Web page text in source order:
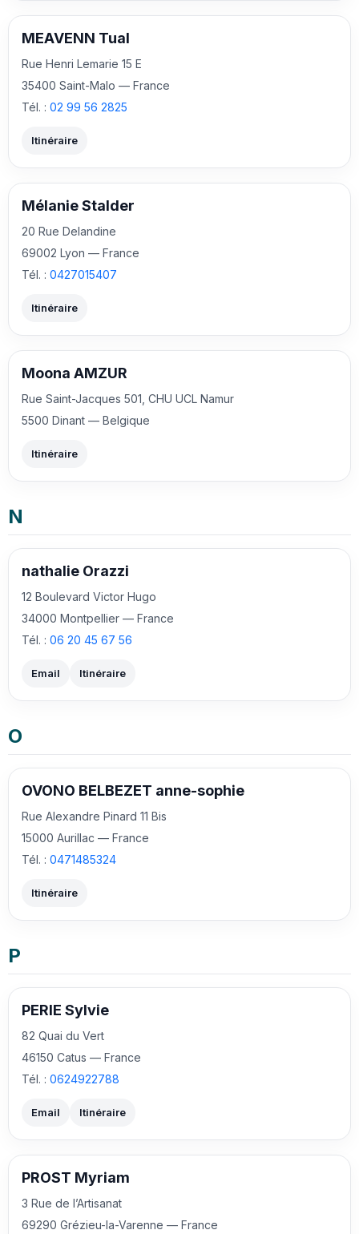
MEAVENN Tual
Rue Henri Lemarie 15 E
35400 Saint-Malo — France
Tél. : 02 99 56 2825
Itinéraire
Mélanie Stalder
20 Rue Delandine
69002 Lyon — France
Tél. : 0427015407
Itinéraire
Moona AMZUR
Rue Saint-Jacques 501, CHU UCL Namur
5500 Dinant — Belgique
Itinéraire
N
nathalie Orazzi
12 Boulevard Victor Hugo
34000 Montpellier — France
Tél. : 06 20 45 67 56
Email Itinéraire
O
OVONO BELBEZET anne-sophie
Rue Alexandre Pinard 11 Bis
15000 Aurillac — France
Tél. : 0471485324
Itinéraire
P
PERIE Sylvie
82 Quai du Vert
46150 Catus — France
Tél. : 0624922788
Email Itinéraire
PROST Myriam
3 Rue de l’Artisanat
69290 Grézieu-la-Varenne — France